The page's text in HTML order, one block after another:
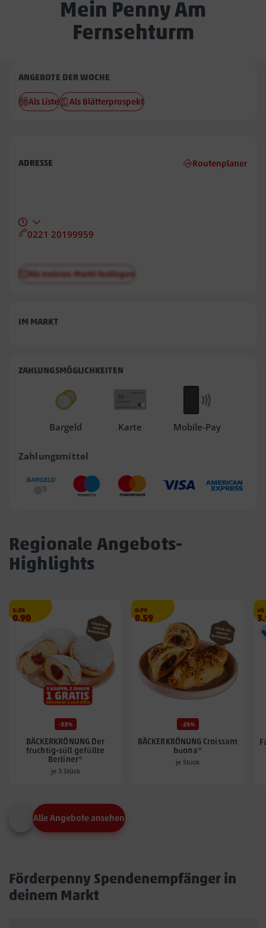
Mein Penny Am
Fernsehturm
Penny
Am
Fernsehturm
ANGEBOTE DER WOCHE
Als Liste Als Blätterprospekt
ADRESSE Routenplaner
0221 20199959
Als meinen Markt festlegen
IM MARKT
ZAHLUNGSMÖGLICHKEITEN
Bargeld Karte Mobile-Pay
Zahlungsmittel
Regionale Angebots-
Highlights
Streichpreis
1.35€
Angebotspreis
0.90
0.90
-33%
BÄCKERKRÖNUNG Der
fruchtig-süß gefüllte
Berliner*
je 3 Stück
Streichpreis
0.79€
Angebotspreis
0.59
0.59
-25%
BÄCKERKRÖNUNG Croissant
buona*
je Stück
ab
€
Alle Angebote ansehen
Förderpenny Spendenempfänger in
deinem Markt